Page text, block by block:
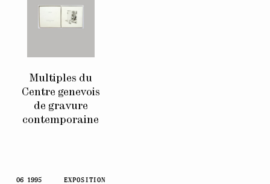
Multiples du
Centre genevois
de gravure
contemporaine
06 1995 EXPOSITION